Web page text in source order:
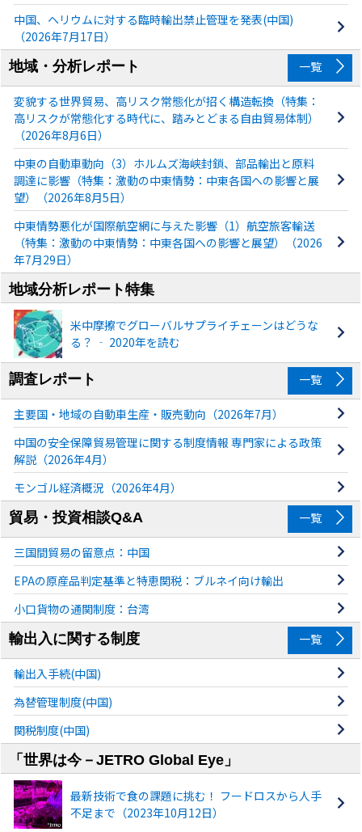
中国、ヘリウムに対する臨時輸出禁止管理を発表(中国)
（2026年7月17日）
地域・分析レポート
一覧
変貌する世界貿易、高リスク常態化が招く構造転換（特集：
高リスクが常態化する時代に、踏みとどまる自由貿易体制）
（2026年8月6日）
中東の自動車動向（3）ホルムズ海峡封鎖、部品輸出と原料
調達に影響（特集：激動の中東情勢：中東各国への影響と展
望）（2026年8月5日）
中東情勢悪化が国際航空網に与えた影響（1）航空旅客輸送
（特集：激動の中東情勢：中東各国への影響と展望）（2026
年7月29日）
地域分析レポート特集
米中摩擦でグローバルサプライチェーンはどうな
る？ ‐ 2020年を読む
調査レポート 一覧
主要国・地域の自動車生産・販売動向（2026年7月）
中国の安全保障貿易管理に関する制度情報 専門家による政策
解説（2026年4月）
モンゴル経済概況（2026年4月）
貿易・投資相談Q&A
一覧
三国間貿易の留意点：中国
EPAの原産品判定基準と特恵関税：ブルネイ向け輸出
小口貨物の通関制度：台湾
輸出入に関する制度
一覧
輸出入手続(中国)
為替管理制度(中国)
関税制度(中国)
「世界は今－JETRO Global Eye」
最新技術で食の課題に挑む！ フードロスから人手
不足まで（2023年10月12日）